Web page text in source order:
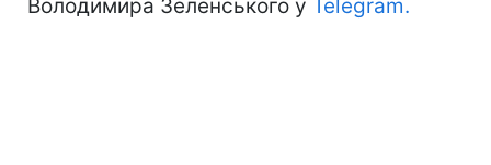
Володимира Зеленського у Telegram.